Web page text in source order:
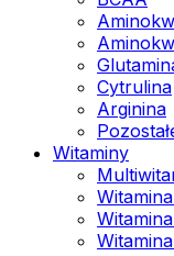
Cytrulina
Arginina
Witaminy